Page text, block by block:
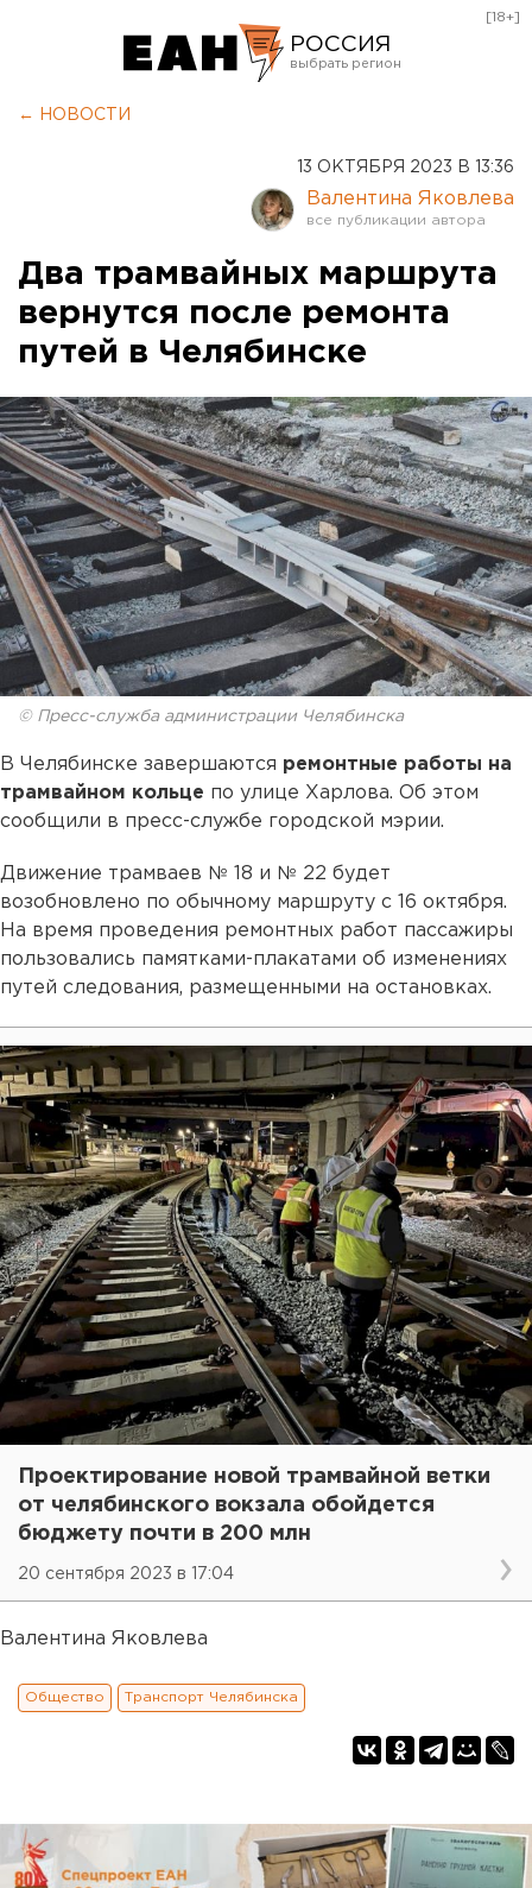
РОССИЯ
Оренбург
[18+]
← НОВОСТИ
13 ОКТЯБРЯ 2023 В 13:36
Валентина Яковлева
Два трамвайных маршрута
вернутся после ремонта
путей в Челябинске
© Пресс-служба администрации Челябинска
В Челябинске завершаются ремонтные работы на
трамвайном кольце по улице Харлова. Об этом
сообщили в пресс-службе городской мэрии.
Движение трамваев № 18 и № 22 будет
возобновлено по обычному маршруту с 16 октября.
На время проведения ремонтных работ пассажиры
пользовались памятками-плакатами об изменениях
путей следования, размещенными на остановках.
Проектирование новой трамвайной ветки
от челябинского вокзала обойдется
бюджету почти в 200 млн
20 сентября 2023 в 17:04
Валентина Яковлева
Общество Транспорт Челябинска